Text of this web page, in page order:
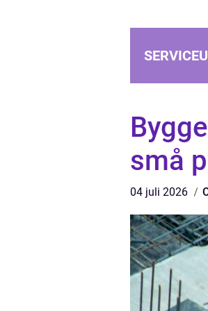
små
04 juli 2026